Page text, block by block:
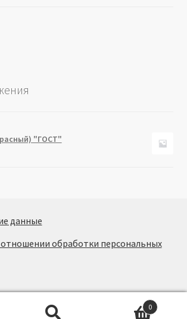
"ГОСТ"
данные
обработки персональных
0